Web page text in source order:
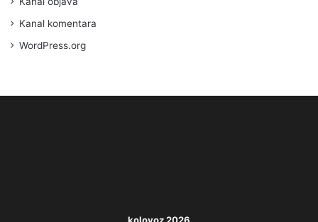
Kanal komentara
WordPress.org